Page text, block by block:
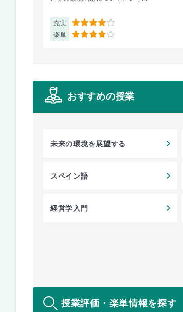
充実 4
楽単 4
おすすめの授業
未来の環境を展望する
スペイン語
経営学入門
授業評価・楽単情報を探す